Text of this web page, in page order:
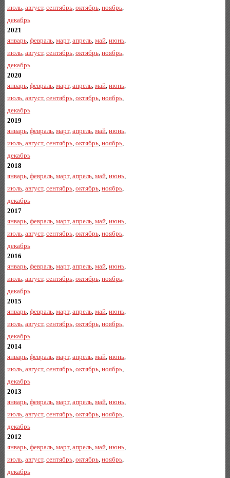
июль, август, сентябрь, октябрь, ноябрь,
декабрь
2021
январь, февраль, март, апрель, май, июнь,
июль, август, сентябрь, октябрь, ноябрь,
декабрь
2020
январь, февраль, март, апрель, май, июнь,
июль, август, сентябрь, октябрь, ноябрь,
декабрь
2019
январь, февраль, март, апрель, май, июнь,
июль, август, сентябрь, октябрь, ноябрь,
декабрь
2018
январь, февраль, март, апрель, май, июнь,
июль, август, сентябрь, октябрь, ноябрь,
декабрь
2017
январь, февраль, март, апрель, май, июнь,
июль, август, сентябрь, октябрь, ноябрь,
декабрь
2016
январь, февраль, март, апрель, май, июнь,
июль, август, сентябрь, октябрь, ноябрь,
декабрь
2015
январь, февраль, март, апрель, май, июнь,
июль, август, сентябрь, октябрь, ноябрь,
декабрь
2014
январь, февраль, март, апрель, май, июнь,
июль, август, сентябрь, октябрь, ноябрь,
декабрь
2013
январь, февраль, март, апрель, май, июнь,
июль, август, сентябрь, октябрь, ноябрь,
декабрь
2012
январь, февраль, март, апрель, май, июнь,
июль, август, сентябрь, октябрь, ноябрь,
декабрь